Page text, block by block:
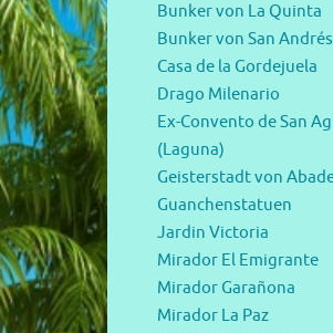
Bunker von La Quinta
Bunker von San Andrés
Casa de la Gordejuela
Drago Milenario
Ex-Convento de San
(Laguna)
Geisterstadt von
Guanchenstatuen
Jardin Victoria
Mirador El Emigrante
Mirador Garañona
Mirador La Paz